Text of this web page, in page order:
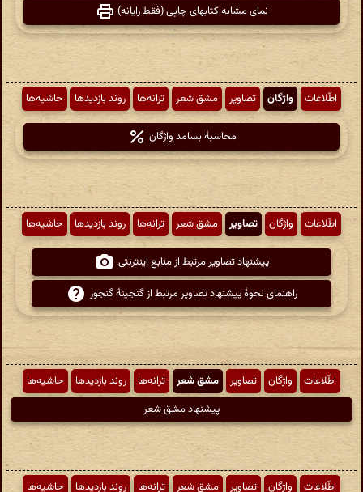
نمای مشابه کتابهای چاپی (فقط رایانه)
اطّلاعات واژگان تصاویر مشق شعر ترانه‌ها روند بازدیدها حاشیه‌ها
محاسبهٔ بسامد واژگان
اطّلاعات واژگان تصاویر مشق شعر ترانه‌ها روند بازدیدها حاشیه‌ها
پیشنهاد تصاویر مرتبط از منابع اینترنتی
راهنمای نحوهٔ پیشنهاد تصاویر مرتبط از گنجینهٔ گنجور
اطّلاعات واژگان تصاویر مشق شعر ترانه‌ها روند بازدیدها
حاشیه‌ها
پیشنهاد مشق شعر
اطّلاعات واژگان تصاویر مشق شعر ترانه‌ها روند بازدیدها
حاشیه‌ها